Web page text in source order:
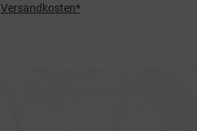
Versandkosten*